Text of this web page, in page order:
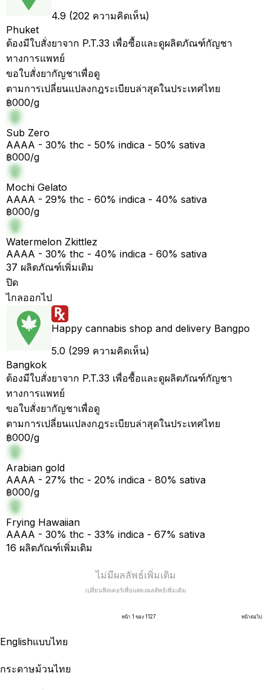
4.9 (202 ความคิดเห็น)
Phuket
ต้องมีใบสั่งยาจาก P.T.33 เพื่อซื้อและดูผลิตภัณฑ์กัญชา
ทางการแพทย์
ขอใบสั่งยากัญชาเพื่อดู
ตามการเปลี่ยนแปลงกฎระเบียบล่าสุดในประเทศไทย
฿000/g
Sub Zero
AAAA - 30% thc - 50% indica - 50% sativa
฿000/g
Mochi Gelato
AAAA - 29% thc - 60% indica - 40% sativa
฿000/g
Watermelon Zkittlez
AAAA - 30% thc - 40% indica - 60% sativa
37 ผลิตภัณฑ์เพิ่มเติม
ปิด
ไกลออกไป
Happy cannabis shop and delivery Bangpo
5.0 (299 ความคิดเห็น)
Bangkok
ต้องมีใบสั่งยาจาก P.T.33 เพื่อซื้อและดูผลิตภัณฑ์กัญชา
ทางการแพทย์
ขอใบสั่งยากัญชาเพื่อดู
ตามการเปลี่ยนแปลงกฎระเบียบล่าสุดในประเทศไทย
฿000/g
Arabian gold
AAAA - 27% thc - 20% indica - 80% sativa
฿000/g
Frying Hawaiian
AAAA - 30% thc - 33% indica - 67% sativa
16 ผลิตภัณฑ์เพิ่มเติม
ไม่มีผลลัพธ์เพิ่มเติม
เปลี่ยนฟิลเตอร์เพื่อแสดงผลลัพธ์เพิ่มเติม
หน้า 1 ของ 1127 หน้าต่อไป
Englishแบบไทย
กระดาษม้วนไทย